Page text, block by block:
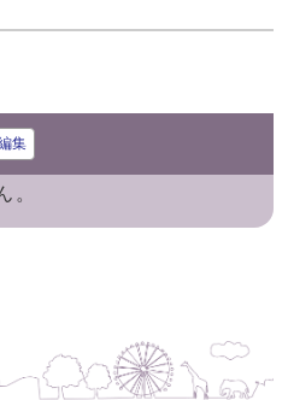
集
。